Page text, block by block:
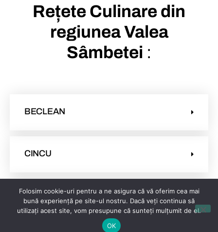
Rețete Culinare din
regiunea Valea
Sâmbetei :
BECLEAN
CINCU
DRAGUS
Folosim cookie-uri pentru a ne asigura că vă oferim cea mai
bună experiență pe site-ul nostru. Dacă veți continua să
utilizați acest site, vom presupune că sunteți mulțumit de el.
OK